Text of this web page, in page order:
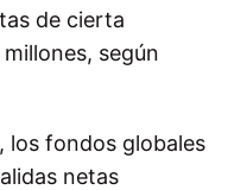
de cierta
según
los fondos globales
netas